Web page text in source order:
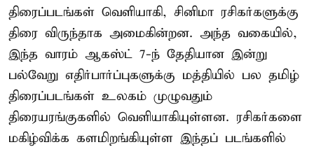
திரைப்படங்கள் வெளியாகி, சினிமா ரசிகர்களுக்கு
திரை விருந்தாக அமைகின்றன. அந்த வகையில்,
இந்த வாரம் ஆகஸ்ட் 7-ந் தேதியான இன்று
பல்வேறு எதிர்பார்ப்புகளுக்கு மத்தியில் பல தமிழ்
திரைப்படங்கள் உலகம் முழுவதும்
திரையரங்குகளில் வெளியாகியுள்ளன. ரசிகர்களை
மகிழ்விக்க களமிறங்கியுள்ள இந்தப் படங்களில்